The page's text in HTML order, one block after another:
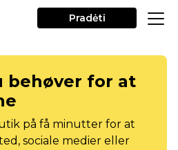
Pradėti
behøver for at
på få minutter for at
sociale medier eller